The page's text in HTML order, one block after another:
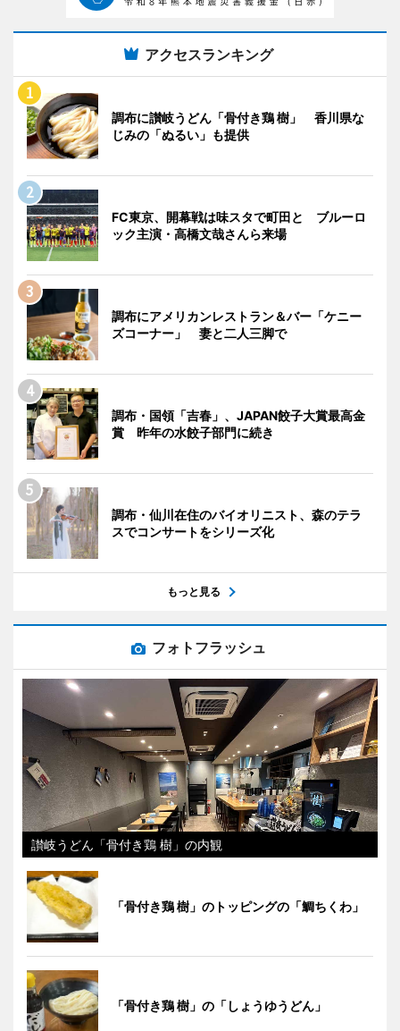
アクセスランキング
調布に讃岐うどん「骨付き鶏 樹」 香川県な
じみの「ぬるい」も提供
FC東京、開幕戦は味スタで町田と ブルーロ
ック主演・高橋文哉さんら来場
調布にアメリカンレストラン＆バー「ケニー
ズコーナー」 妻と二人三脚で
調布・国領「吉春」、JAPAN餃子大賞最高金
賞 昨年の水餃子部門に続き
調布・仙川在住のバイオリニスト、森のテラ
スでコンサートをシリーズ化
もっと見る
フォトフラッシュ
讃岐うどん「骨付き鶏 樹」の内観
「骨付き鶏 樹」のトッピングの「鯛ちくわ」
「骨付き鶏 樹」の「しょうゆうどん」